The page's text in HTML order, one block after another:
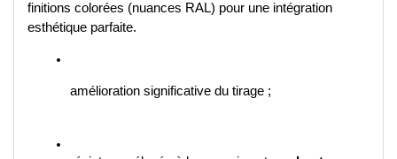
finitions colorées (nuances RAL) pour une intégration
esthétique parfaite.
amélioration significative du tirage ;